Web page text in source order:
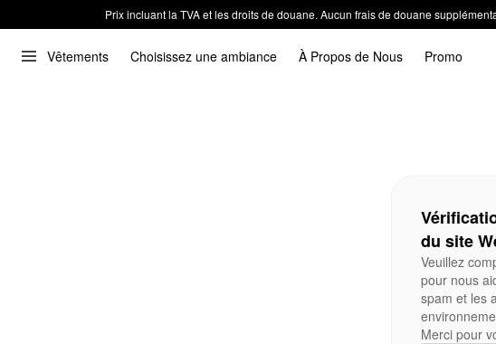
Prix incluant la TVA et les droits de douane. Aucun frais de douane
Vêtements Choisissez une ambiance À Propos de Nous Promo
du site
Veuillez
pour nous
spam et les
Merci pour